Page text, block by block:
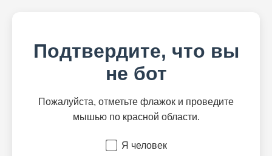
Подтвердите, что вы
не бот
Пожалуйста, отметьте флажок и проведите
мышью по красной области.
Я человек